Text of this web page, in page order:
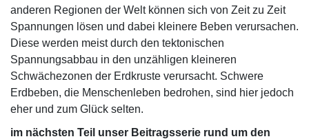
anderen Regionen der Welt können sich von Zeit zu Zeit
Spannungen lösen und dabei kleinere Beben verursachen.
Diese werden meist durch den tektonischen
Spannungsabbau in den unzähligen kleineren
Schwächezonen der Erdkruste verursacht. Schwere
Erdbeben, die Menschenleben bedrohen, sind hier jedoch
eher und zum Glück selten.
im nächsten Teil unser Beitragsserie rund um den